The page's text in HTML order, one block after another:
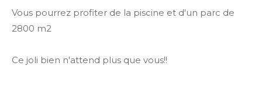
Vous pourrez profiter de la piscine et d'un parc de
2800 m2
Ce joli bien n'attend plus que vous!!